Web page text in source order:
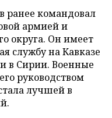
ранее командовал
армией и
округа. Он имеет
службу на Кавказе
в Сирии. Военные
руководством
лучшей в